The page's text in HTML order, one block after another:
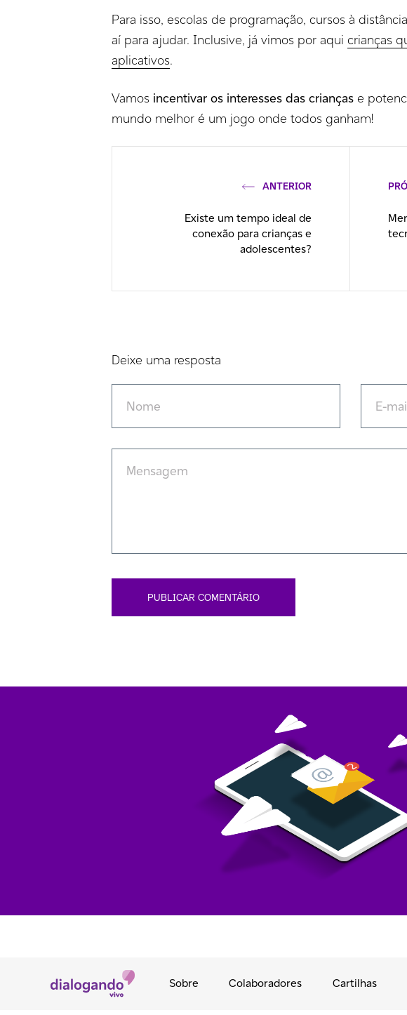
Para isso, escolas de programação, cursos à
aí para ajudar. Inclusive, já vimos por aqui crianças
aplicativos.
Vamos incentivar os interesses das crianças e
mundo melhor é um jogo onde todos ganham!
ANTERIOR
Existe um tempo ideal de
conexão para crianças e
adolescentes?
Deixe uma resposta
Sobre Colaboradores Cartilhas